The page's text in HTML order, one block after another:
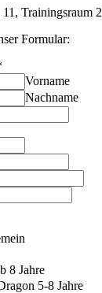
Trainingsraum 2
Formular:
Vorname
Nachname
8 Jahre
5-8 Jahre